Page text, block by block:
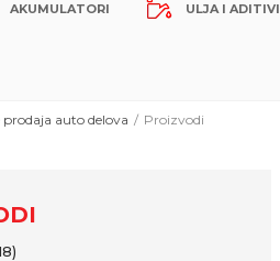
AKUMULATORI ULJA I ADITIVI
auto delova Proizvodi